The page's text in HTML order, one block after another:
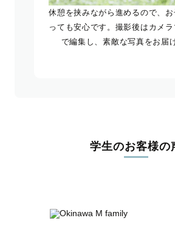
休憩を挟みながら進めるので、
っても安心です。撮影後はカメ
で編集し、素敵な写真をお届
学生のお客様の